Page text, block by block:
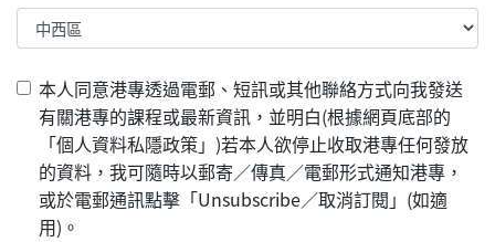
本人同意港專透過電郵、短訊或其他聯絡方式向我發送
有關港專的課程或最新資訊，並明白(根據網頁底部的
「個人資料私隱政策」)若本人欲停止收取港專任何發放
的資料，我可隨時以郵寄／傳真／電郵形式通知港專，
或於電郵通訊點擊「Unsubscribe／取消訂閱」(如適
用)。